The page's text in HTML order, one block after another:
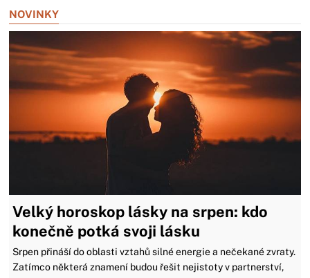
NOVINKY
Velký horoskop lásky na srpen: kdo
konečně potká svoji lásku
Srpen přináší do oblasti vztahů silné energie a nečekané zvraty.
Zatímco některá znamení budou řešit nejistoty v partnerství,